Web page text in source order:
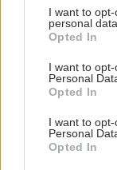
not limited to
grant or deny
use your data for
consent section.
I want to
personal data.
Opted In
I want to
Personal
Opted In
I want to
Personal
Opted In